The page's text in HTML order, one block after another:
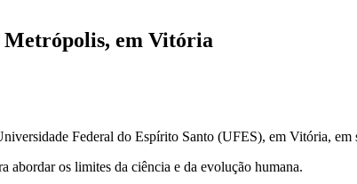
Metrópolis, em Vitória
Federal do Espírito Santo (UFES), em Vitória, em
os limites da ciência e da evolução humana.